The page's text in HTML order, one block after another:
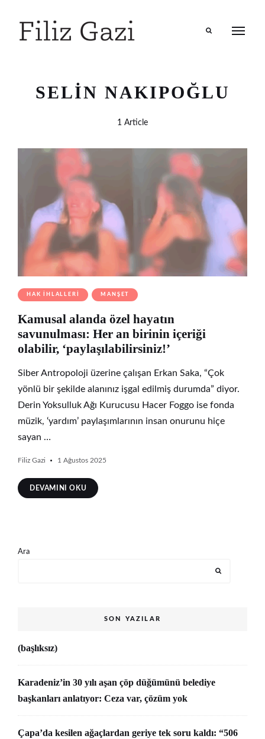
SELIN NAKIPOĞLU
1 Article
HAK İHLALLERI MANŞET
Kamusal alanda özel hayatın
savunulması: Her an birinin içeriği
olabilir, ‘paylaşılabilirsiniz!’
Siber Antropoloji üzerine çalışan Erkan Saka, “Çok
yönlü bir şekilde alanınız işgal edilmiş durumda” diyor.
Derin Yoksulluk Ağı Kurucusu Hacer Foggo ise fonda
müzik, ‘yardım’ paylaşımlarının insan onurunu hiçe
sayan …
Filiz Gazi 1 Ağustos 2025
DEVAMINI OKU
Ara
SON YAZILAR
(başlıksız)
Karadeniz’in 30 yılı aşan çöp düğümünü belediye
başkanları anlatıyor: Ceza var, çözüm yok
Çapa’da kesilen ağaçlardan geriye tek soru kaldı: “506